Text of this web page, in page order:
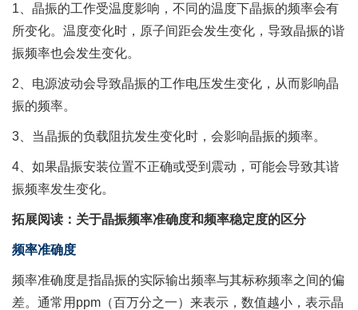
1、晶振的工作受温度影响，不同的温度下晶振的频率会有
所变化。温度变化时，原子间距会发生变化，导致晶振的谐
振频率也会发生变化。
2、电源波动会导致晶振的工作电压发生变化，从而影响晶
振的频率。
3、当晶振的负载阻抗发生变化时，会影响晶振的频率。
4、如果晶振安装位置不正确或受到震动，可能会导致其谐
振频率发生变化。
拓展阅读：关于晶振频率准确度和频率稳定度的区分
频率准确度
频率准确度是指晶振的实际输出频率与其标称频率之间的偏
差。通常用ppm（百万分之一）来表示，数值越小，表示晶